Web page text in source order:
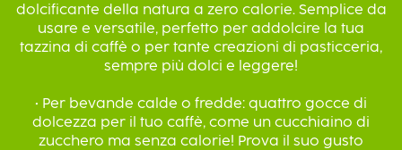
dolcificante della natura a zero calorie. Semplice da
usare e versatile, perfetto per addolcire la tua
tazzina di caffè o per tante creazioni di pasticceria,
sempre più dolci e leggere!
• Per bevande calde o fredde: quattro gocce di
dolcezza per il tuo caffè, come un cucchiaino di
zucchero ma senza calorie! Prova il suo gusto